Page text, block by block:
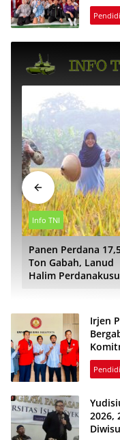
Info TNI
Panen Perdana
Ton Gabah, Lanud
Halim
Irjen
Tinggi
2026,